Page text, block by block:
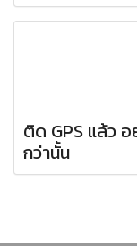
ติด GPS แล้ว
กว่านั้น